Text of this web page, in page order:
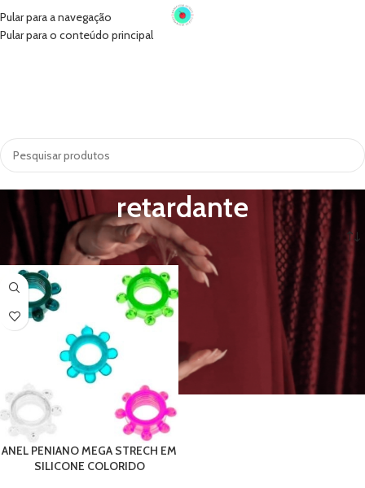
Pular para a navegação
Pular para o conteúdo principal
retardante
ANEL PENIANO MEGA STRECH EM
SILICONE COLORIDO